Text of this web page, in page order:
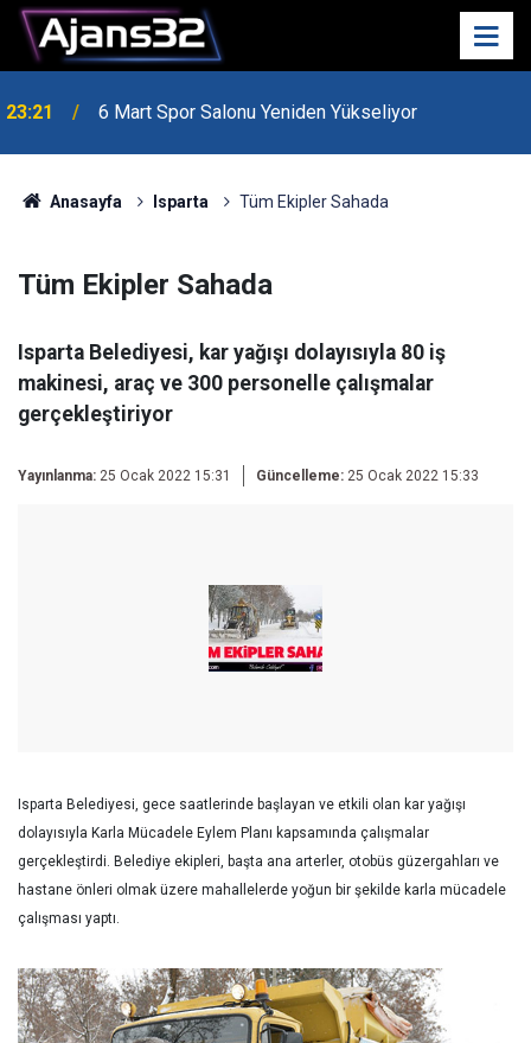
23:21 6 Mart Spor Salonu Yeniden Yükseliyor
Anasayfa Isparta Tüm Ekipler Sahada
Tüm Ekipler Sahada
Isparta Belediyesi, kar yağışı dolayısıyla 80 iş
makinesi, araç ve 300 personelle çalışmalar
gerçekleştiriyor
Yayınlanma: 25 Ocak 2022 15:31 Güncelleme: 25 Ocak 2022 15:33
Isparta Belediyesi, gece saatlerinde başlayan ve etkili olan kar yağışı
dolayısıyla Karla Mücadele Eylem Planı kapsamında çalışmalar
gerçekleştirdi. Belediye ekipleri, başta ana arterler, otobüs güzergahları ve
hastane önleri olmak üzere mahallelerde yoğun bir şekilde karla mücadele
çalışması yaptı.